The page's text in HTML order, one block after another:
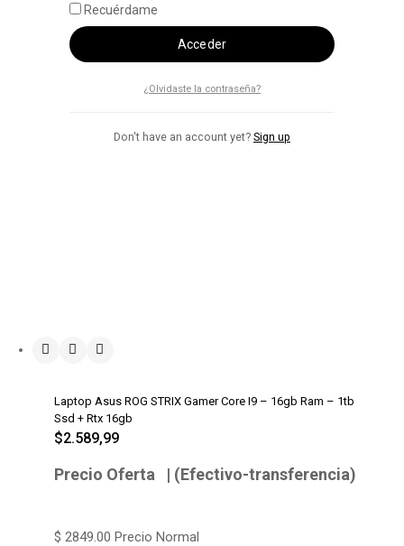
Laptop Asus ROG STRIX Gamer Core I9 – 16gb Ram – 1tb
Ssd + Rtx 16gb
$2.589,99
Precio Oferta | (Efectivo-transferencia)
$ 2849.00 Precio Normal
Recuérdame
Acceder
¿Olvidaste la contraseña?
Don't have an account yet? Sign up